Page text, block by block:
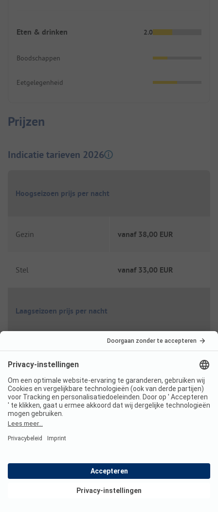
Eten & drinken 2.0
Boodschappen
Eetgelegenheid
Prijzen
Indicatie tarieven 2026
Hoogseizoen prijs per nacht
Gezin vanaf 38,00 EUR
Stel vanaf 33,00 EUR
Laagseizoen prijs per nacht
Gezin vanaf35,60 EUR
Stel vanaf31,10 EUR
Extra's
Niet inbegrepen
Bekijk deals